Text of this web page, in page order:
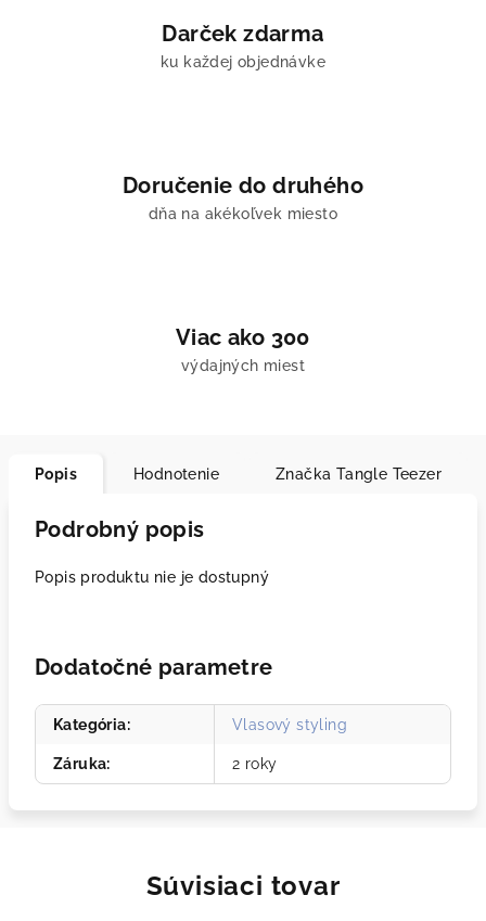
Darček zdarma
ku každej objednávke
Doručenie do druhého
dňa na akékoľvek miesto
Viac ako 300
výdajných miest
Popis Hodnotenie Značka Tangle Teezer
Podrobný popis
Popis produktu nie je dostupný
Dodatočné parametre
Kategória: Vlasový styling
Záruka: 2 roky
Súvisiaci tovar